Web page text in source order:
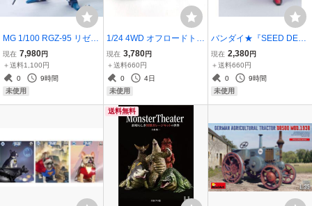
MG 1/100 RGZ-95 リゼル
［機動戦士ガンダムUC
（ユニコーン）] 未組み
立て品
現在 7,980円
＋送料1,100円
0
9時間
未使用
1/24 4WD オフロードトラ
ック サーフトリップ プラ
モデル[プラッツ]
現在 3,780円
＋送料660円
0
4日
未使用
バンダイ★『SEED DEST
INY ASTRAY』HG 1/144
ガンダムアストレイレッ
ドフレーム（フライトユ
ニット装備）★未組み立
現在 2,380円
＋送料660円
0
9時間
未使用
送料無料